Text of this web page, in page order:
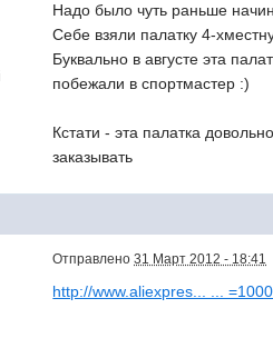
Надо было чуть раньше
Себе взяли палатку 4-
Буквально в августе эта
побежали в спортмастер :)
Кстати - эта палатка
заказывать
Отправлено31 Март 2012 - 18:41
http://www.aliexpres... ...